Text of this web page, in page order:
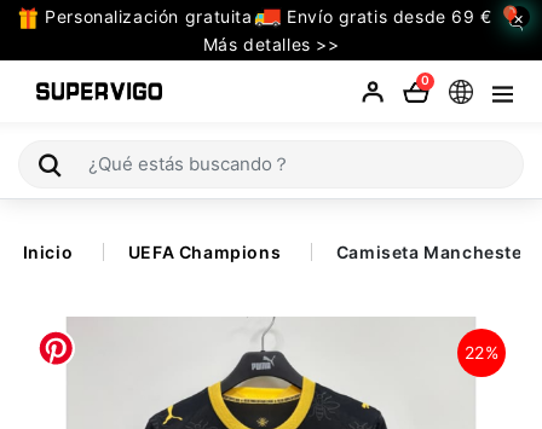
Personalización gratuita
Envío gratis desde 69 €
Más detalles >>
×
0
TODAS
LAS
CATEGORIAS
La Liga
Inicio UEFA Champions Camiseta Manchester
22%